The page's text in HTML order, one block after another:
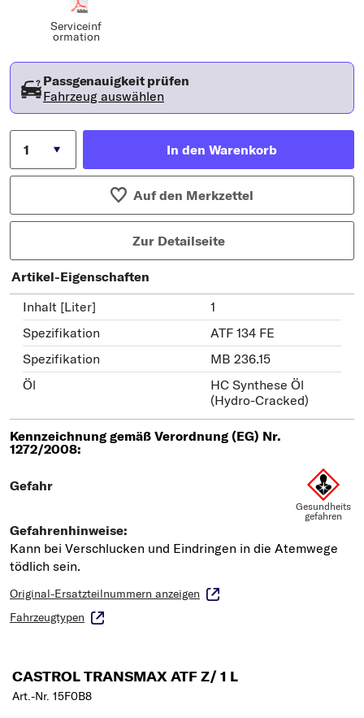
Serviceinf
ormation
Passgenauigkeit prüfen
Fahrzeug auswählen
In den Warenkorb
Auf den Merkzettel
Zur Detailseite
Artikel-Eigenschaften
Inhalt [Liter]
1
Spezifikation
ATF 134 FE
Spezifikation
MB 236.15
Öl
HC Synthese Öl
(Hydro-Cracked)
Original-Ersatzteilnummern anzeigen
Fahrzeugtypen
CASTROL TRANSMAX ATF Z/ 1 L
Art.-Nr. 15F0B8